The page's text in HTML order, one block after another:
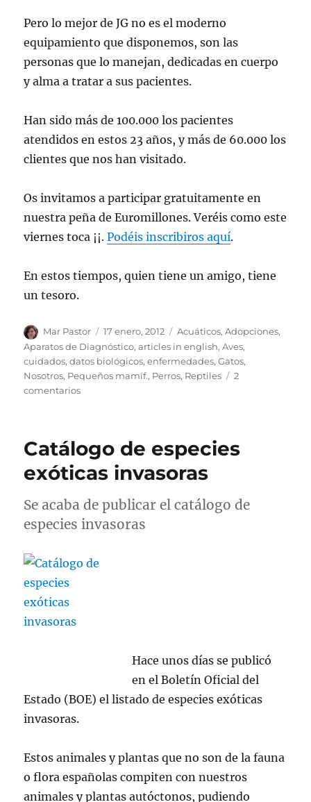
Pero lo mejor de JG no es el moderno
equipamiento que disponemos, son las
personas que lo manejan, dedicadas en cuerpo
y alma a tratar a sus pacientes.
Han sido más de 100.000 los pacientes
atendidos en estos 23 años, y más de 60.000 los
clientes que nos han visitado.
Os invitamos a participar gratuitamente en
nuestra peña de Euromillones. Veréis como este
viernes toca ¡¡.Podéis inscribiros aquí.
En estos tiempos, quien tiene un amigo, tiene
un tesoro.
Autor
Mar Pastor
Publicado
el
17 enero, 2012 Categorías
Acuáticos,Adopciones,
Aparatos de Diagnóstico,articles in english,Aves,
cuidados,datos biológicos,enfermedades,Gatos,
Nosotros, Pequeños mamíf., Perros, Reptiles
2
comentariosen
años
Catálogo de especies
exóticas invasoras
Se acaba de publicar el catálogo de
especies invasoras
Hace unos días se publicó
en el Boletín Oficial del
Estado (BOE) el listado de especies exóticas
invasoras.
Estos animales y plantas que no son de la fauna
o flora españolas compiten con nuestros
animales y plantas autóctonos, pudiendo